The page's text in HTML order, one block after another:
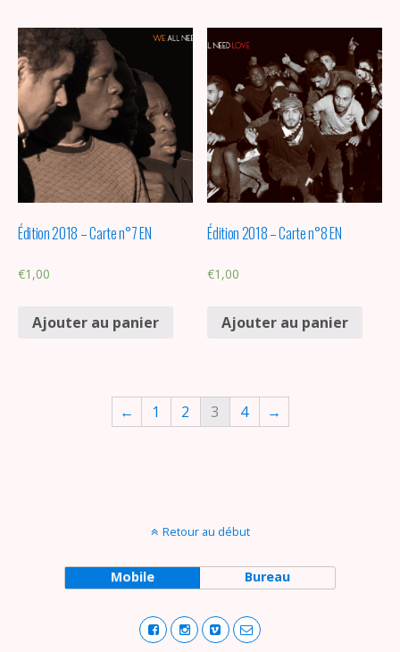
Édition 2018 – Carte n°7 EN
€1,00
Ajouter au panier
Édition 2018 – Carte n°8 EN
€1,00
Ajouter au panier
← 1 2 3 4 →
Retour au début
Mobile Bureau